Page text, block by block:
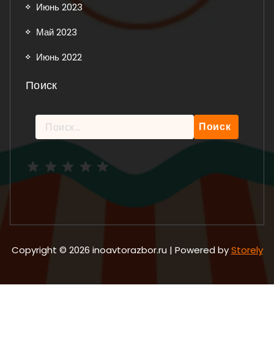
Июнь 2023
Май 2023
Июнь 2022
Поиск
Найти:
Copyright © 2026 inoavtorazbor.ru | Powered byStorely